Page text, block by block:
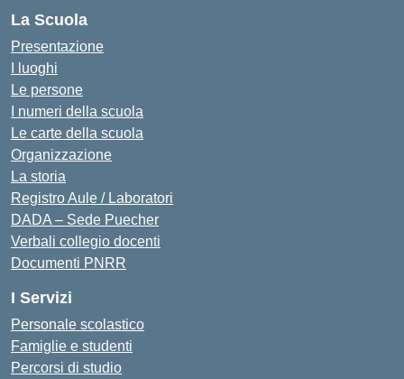
La Scuola
Presentazione
I luoghi
Le persone
I numeri della scuola
Le carte della scuola
Organizzazione
La storia
Registro Aule / Laboratori
DADA – Sede Puecher
Verbali collegio docenti
Documenti PNRR
I Servizi
Personale scolastico
Famiglie e studenti
Percorsi di studio